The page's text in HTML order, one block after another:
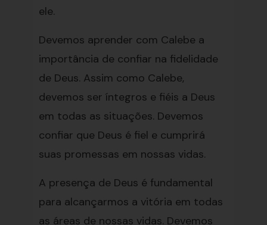
ele.
Devemos aprender com Calebe a
importância de confiar na fidelidade
de Deus. Assim como Calebe,
devemos ser íntegros e fiéis a Deus
em todas as situações. Devemos
confiar que Deus é fiel e cumprirá
suas promessas em nossas vidas.
A presença de Deus é fundamental
para alcançarmos a vitória em todas
as áreas de nossas vidas. Devemos